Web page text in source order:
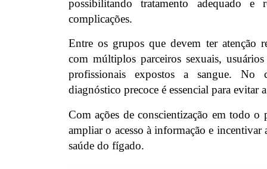
possibilitando tratamento adequado
complicações.
Entre os grupos que devem ter atenção
com múltiplos parceiros sexuais,
profissionais expostos a sangue. No
diagnóstico precoce é essencial para evitar
Com ações de conscientização em todo o
ampliar o acesso à informação e incentivar
saúde do fígado.